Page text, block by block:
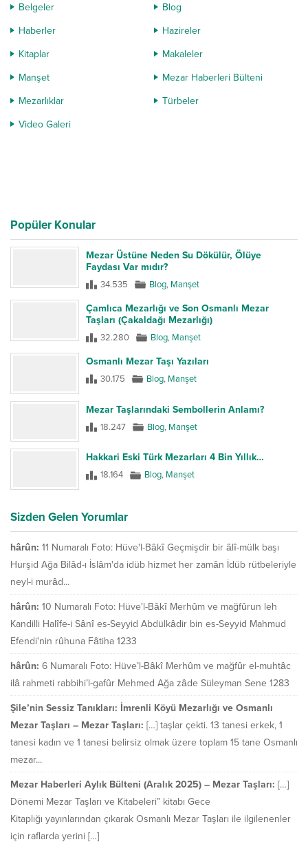
Belgeler
Blog
Haberler
Hazireler
Kitaplar
Makaleler
Manşet
Mezar Haberleri Bülteni
Mezarlıklar
Türbeler
Video Galeri
Popüler Konular
Mezar Üstüne Neden Su Dökülür, Ölüye
Faydası Var mıdır?
34.535 Blog, Manşet
Çamlıca Mezarlığı ve Son Osmanlı Mezar
Taşları (Çakaldağı Mezarlığı)
32.280 Blog, Manşet
Osmanlı Mezar Taşı Yazıları
30.175 Blog, Manşet
Mezar Taşlarındaki Sembollerin Anlamı?
18.247 Blog, Manşet
Hakkari Eski Türk Mezarları 4 Bin Yıllık…
18.164 Blog, Manşet
Sizden Gelen Yorumlar
hârûn: 11 Numaralı Foto: Hüve'l-Bâkî Geçmişdir bir âlî-mülk başı
Hurşid Ağa Bilâd-ı İslâm'da idüb hizmet her zamân İdüb rütbeleriyle
neyl-i murâd...
hârûn: 10 Numaralı Foto: Hüve'l-Bâkî Merhûm ve mağfûrun leh
Kandilli Halîfe-i Sânî es-Seyyid Abdülkâdir bin es-Seyyid Mahmud
Efendi'nin rûhuna Fâtiha 1233
hârûn: 6 Numaralı Foto: Hüve’l-Bâkî Merhûm ve mağfûr el-muhtâc
ilâ rahmeti rabbihi’l-gafûr Mehmed Ağa zâde Süleyman Sene 1283
Şile’nin Sessiz Tanıkları: İmrenli Köyü Mezarlığı ve Osmanlı
Mezar Taşları – Mezar Taşları: […] taşlar çekti. 13 tanesi erkek, 1
tanesi kadın ve 1 tanesi belirsiz olmak üzere toplam 15 tane Osmanlı
mezar...
Mezar Haberleri Aylık Bülteni (Aralık 2025) – Mezar Taşları: […]
Dönemi Mezar Taşları ve Kitabeleri” kitabı Gece
Kitaplığı yayınlarından çıkarak Osmanlı Mezar Taşları ile ilgilenenler
için raflarda yerini […]